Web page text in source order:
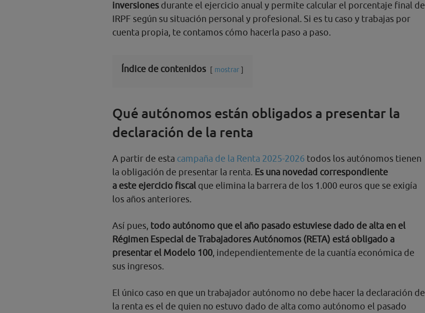
inversiones durante el ejercicio anual y permite calcular el porcentaje final de
IRPF según su situación personal y profesional. Si es tu caso y trabajas por
cuenta propia, te contamos cómo hacerla paso a paso.
Índice de contenidos mostrar
Qué autónomos están obligados a presentar la
declaración de la renta
A partir de esta campaña de la Renta 2025-2026 todos los autónomos tienen
la obligación de presentar la renta. Es una novedad correspondiente
a este ejercicio fiscal que elimina la barrera de los 1.000 euros que se exigía
los años anteriores.
Así pues, todo autónomo que el año pasado estuviese dado de alta en el
Régimen Especial de Trabajadores Autónomos (RETA) está obligado a
presentar el Modelo 100, independientemente de la cuantía económica de
sus ingresos.
El único caso en que un trabajador autónomo no debe hacer la declaración de
la renta es el de quien no estuvo dado de alta como autónomo el pasado